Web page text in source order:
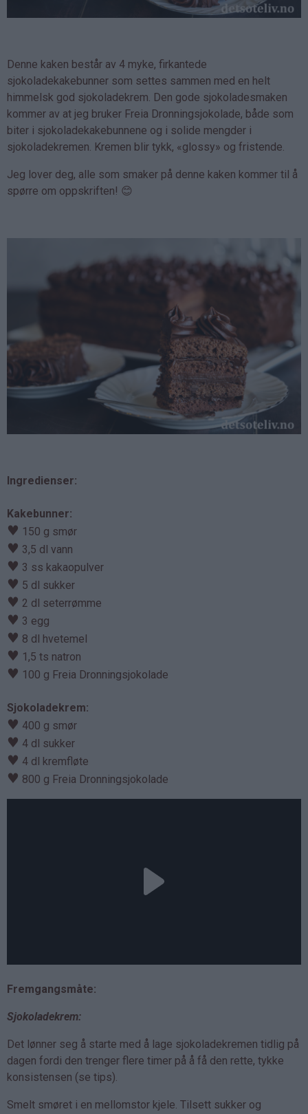
Denne kaken består av 4 myke, firkantede
sjokoladekakebunner som settes sammen med en helt
himmelsk god sjokoladekrem. Den gode sjokoladesmaken
kommer av at jeg bruker Freia Dronningsjokolade, både som
biter i sjokoladekakebunnene og i solide mengder i
sjokoladekremen. Kremen blir tykk, «glossy» og fristende.
Jeg lover deg, alle som smaker på denne kaken kommer til å
spørre om oppskriften! 😊
Ingredienser:
Kakebunner:
♥ 150 g smør
♥ 3,5 dl vann
♥ 3 ss kakaopulver
♥ 5 dl sukker
♥ 2 dl seterrømme
♥ 3 egg
♥ 8 dl hvetemel
♥ 1,5 ts natron
♥ 100 g Freia Dronningsjokolade
Sjokoladekrem:
♥ 400 g smør
♥ 4 dl sukker
♥ 4 dl kremfløte
♥ 800 g Freia Dronningsjokolade
Fremgangsmåte:
Sjokoladekrem:
Det lønner seg å starte med å lage sjokoladekremen tidlig på
dagen fordi den trenger flere timer på å få den rette, tykke
konsistensen (se tips).
Smelt smøret i en mellomstor kjele. Tilsett sukker og